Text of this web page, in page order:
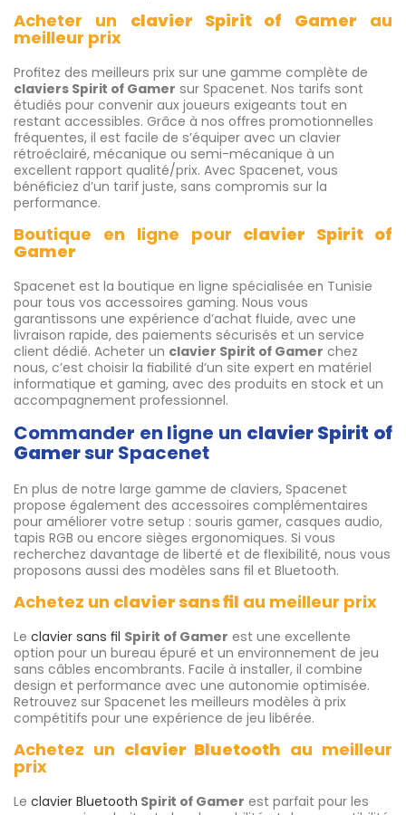
Acheter un clavier Spirit of Gamer au
meilleur prix
Profitez des meilleurs prix sur une gamme complète de
claviers Spirit of Gamer sur Spacenet. Nos tarifs sont
étudiés pour convenir aux joueurs exigeants tout en
restant accessibles. Grâce à nos offres promotionnelles
fréquentes, il est facile de s’équiper avec un clavier
rétroéclairé, mécanique ou semi-mécanique à un
excellent rapport qualité/prix. Avec Spacenet, vous
bénéficiez d’un tarif juste, sans compromis sur la
performance.
Boutique en ligne pour clavier Spirit of
Gamer
Spacenet est la boutique en ligne spécialisée en Tunisie
pour tous vos accessoires gaming. Nous vous
garantissons une expérience d’achat fluide, avec une
livraison rapide, des paiements sécurisés et un service
client dédié. Acheter un clavier Spirit of Gamer chez
nous, c’est choisir la fiabilité d’un site expert en matériel
informatique et gaming, avec des produits en stock et un
accompagnement professionnel.
Commander en ligne un clavier Spirit of
Gamersur Spacenet
En plus de notre large gamme de claviers, Spacenet
propose également des accessoires complémentaires
pour améliorer votre setup : souris gamer, casques audio,
tapis RGB ou encore sièges ergonomiques. Si vous
recherchez davantage de liberté et de flexibilité, nous vous
proposons aussi des modèles sans fil et Bluetooth.
Achetez un clavier sans fil au meilleur prix
Le clavier sans fil Spirit of Gamer est une excellente
option pour un bureau épuré et un environnement de jeu
sans câbles encombrants. Facile à installer, il combine
design et performance avec une autonomie optimisée.
Retrouvez sur Spacenet les meilleurs modèles à prix
compétitifs pour une expérience de jeu libérée.
Achetez un clavier Bluetooth au meilleur
prix
Le clavier Bluetooth Spirit of Gamer est parfait pour les